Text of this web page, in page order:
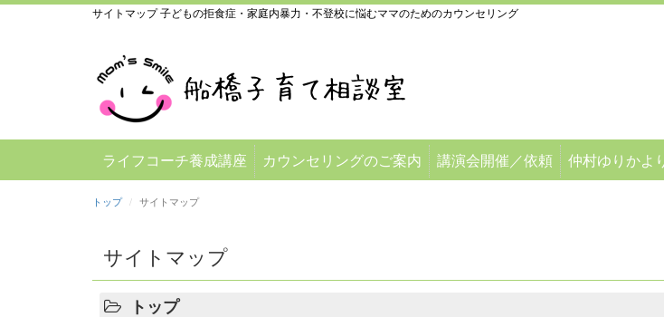
サイトマップ 子どもの拒食症・家庭内暴力・不登校に悩むママのためのカウンセリング
ライフコーチ養成講座 カウンセリングのご案内 講演会開催／依頼 仲村ゆりかよ
トップ サイトマップ
サイトマップ
トップ